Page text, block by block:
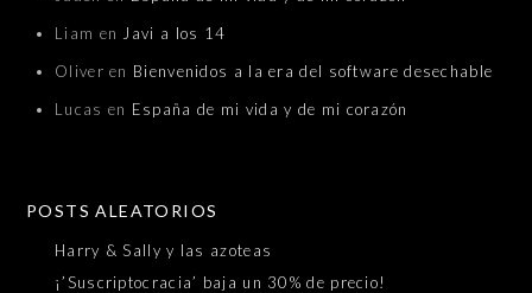
Liam en Javi a los 14
Oliver en Bienvenidos a la era del software desechable
Lucas en España de mi vida y de mi corazón
POSTS ALEATORIOS
Harry & Sally y las azoteas
¡’Suscriptocracia’ baja un 30% de precio!